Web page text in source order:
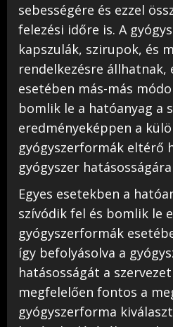
sebességére és ezzel
felezési időre is. A
kapszulák, szirupok, és
rendelkezésre állhatnak,
esetében más-más
bomlik le a hatóanyag a
eredményeképpen a
gyógyszerformák eltérő
gyógyszer
Egyes esetekben a
szívódik fel és bomlik le
gyógyszerformák
így befolyásolva a
hatásosságát a
megfelelően fontos a
gyógyszerforma